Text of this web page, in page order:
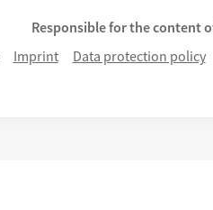
Responsible for the content
Imprint Data protection policy